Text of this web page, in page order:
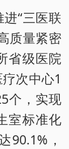
“三医联
质量紧密
省级医院
次中心1
个，实现
室标准化
90.1%，